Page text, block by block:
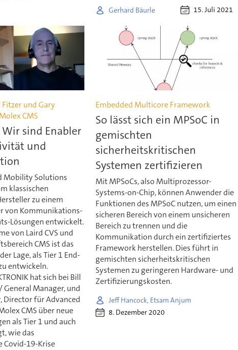
Gerhard Bäurle 15. Juli 2021
und Gary
CMS
sind Enabler
und
Mobility Solutions
klassischen
zu einem
von Kommunikations-
Lösungen entwickelt.
von Laird CVS und
CMS ist das
Lage, als Tier 1 End-
entwickeln.
hat sich bei Bill
General Manager, und
Director für Advanced
CMS über neue
als Tier 1 und auch
wie das
Covid-19-Krise
Embedded Multicore Framework
So lässt sich ein MPSoC in
gemischten
sicherheitskritischen
Systemen zertifizieren
Mit MPSoCs, also Multiprozessor-
Systems-on-Chip, können Anwender die
Funktionen des MPSoC nutzen, um einen
sicheren Bereich von einem unsicheren
Bereich zu trennen und die
Kommunikation durch ein zertifiziertes
Framework herstellen. Dies führt in
gemischten sicherheitskritischen
Systemen zu geringeren Hardware- und
Zertifizierungskosten.
Jeff Hancock, Etsam Anjum
8. Dezember 2020